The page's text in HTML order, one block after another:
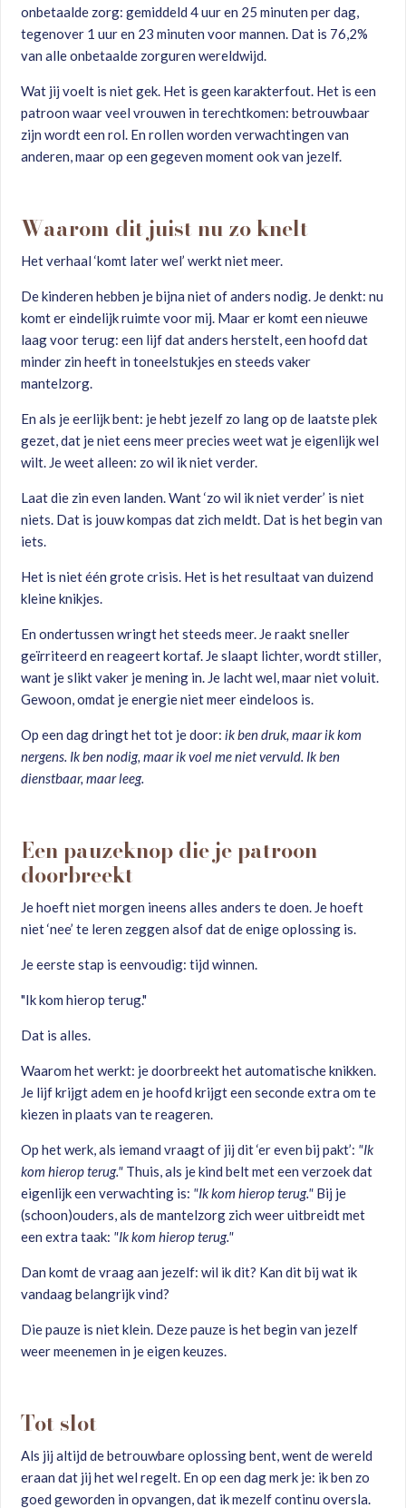
onbetaalde zorg: gemiddeld 4 uur en 25 minuten per dag,
tegenover 1 uur en 23 minuten voor mannen. Dat is 76,2%
van alle onbetaalde zorguren wereldwijd.
Wat jij voelt is niet gek. Het is geen karakterfout. Het is een
patroon waar veel vrouwen in terechtkomen: betrouwbaar
zijn wordt een rol. En rollen worden verwachtingen van
anderen, maar op een gegeven moment ook van jezelf.
Waarom dit juist nu zo knelt
Het verhaal ‘komt later wel’ werkt niet meer.
De kinderen hebben je bijna niet of anders nodig. Je denkt: nu
komt er eindelijk ruimte voor mij. Maar er komt een nieuwe
laag voor terug: een lijf dat anders herstelt, een hoofd dat
minder zin heeft in toneelstukjes en steeds vaker
mantelzorg.
En als je eerlijk bent: je hebt jezelf zo lang op de laatste plek
gezet, dat je niet eens meer precies weet wat je eigenlijk wel
wilt. Je weet alleen: zo wil ik niet verder.
Laat die zin even landen. Want ‘zo wil ik niet verder’ is niet
niets. Dat is jouw kompas dat zich meldt. Dat is het begin van
iets.
Het is niet één grote crisis. Het is het resultaat van duizend
kleine knikjes.
En ondertussen wringt het steeds meer. Je raakt sneller
geïrriteerd en reageert kortaf. Je slaapt lichter, wordt stiller,
want je slikt vaker je mening in. Je lacht wel, maar niet voluit.
Gewoon, omdat je energie niet meer eindeloos is.
Op een dag dringt het tot je door:ik ben druk, maar ik kom
nergens. Ik ben nodig, maar ik voel me niet vervuld. Ik ben
dienstbaar, maar leeg.
Een pauzeknop die je patroon
doorbreekt
Je hoeft niet morgen ineens alles anders te doen. Je hoeft
niet ‘nee’ te leren zeggen alsof dat de enige oplossing is.
Je eerste stap is eenvoudig: tijd winnen.
"Ik kom hierop terug."
Dat is alles.
Waarom het werkt: je doorbreekt het automatische knikken.
Je lijf krijgt adem en je hoofd krijgt een seconde extra om te
kiezen in plaats van te reageren.
Op het werk, als iemand vraagt of jij dit ‘er even bij pakt’: "Ik
kom hierop terug." Thuis, als je kind belt met een verzoek dat
eigenlijk een verwachting is: "Ik kom hierop terug." Bij je
(schoon)ouders, als de mantelzorg zich weer uitbreidt met
een extra taak: "Ik kom hierop terug."
Dan komt de vraag aan jezelf: wil ik dit? Kan dit bij wat ik
vandaag belangrijk vind?
Die pauze is niet klein. Deze pauze is het begin van jezelf
weer meenemen in je eigen keuzes.
Tot slot
Als jij altijd de betrouwbare oplossing bent, went de wereld
eraan dat jij het wel regelt. En op een dag merk je: ik ben zo
goed geworden in opvangen, dat ik mezelf continu oversla.